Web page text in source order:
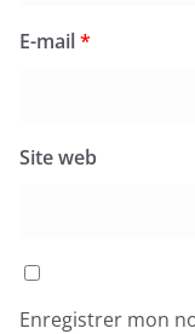
E-mail*
Site web
Enregistrer mon